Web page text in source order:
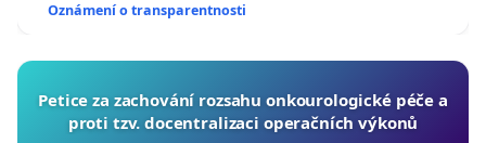
Oznámení o transparentnosti
Petice za zachování rozsahu onkourologické péče a
proti tzv. docentralizaci operačních výkonů